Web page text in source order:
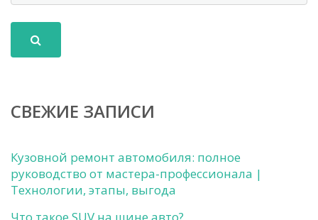
СВЕЖИЕ ЗАПИСИ
Кузовной ремонт автомобиля: полное
руководство от мастера-профессионала |
Технологии, этапы, выгода